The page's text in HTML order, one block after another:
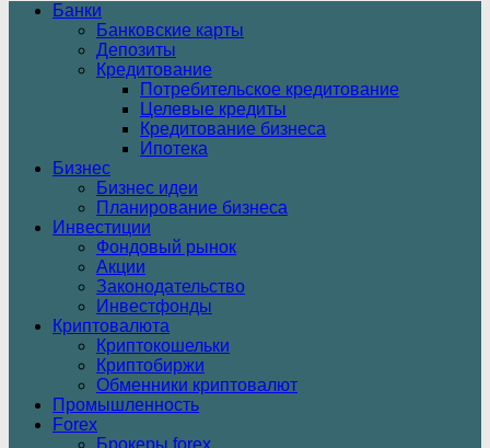
Банки
Банковские карты
Депозиты
Кредитование
Потребительское кредитование
Целевые кредиты
Кредитование бизнеса
Ипотека
Бизнес
Бизнес идеи
Планирование бизнеса
Инвестиции
Фондовый рынок
Акции
Законодательство
Инвестфонды
Криптовалюта
Криптокошельки
Криптобиржи
Обменники криптовалют
Промышленность
Forex
Брокеры forex